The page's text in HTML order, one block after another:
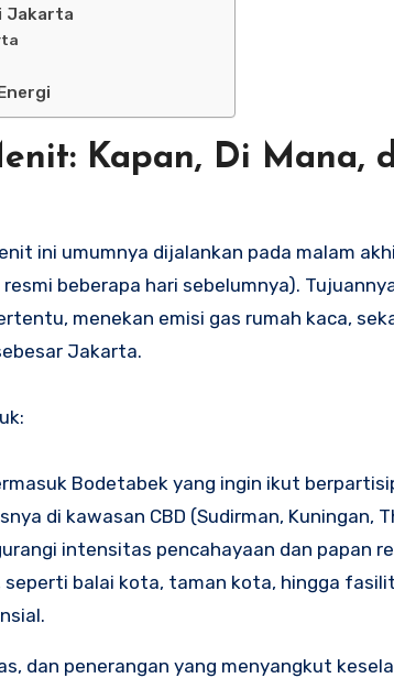
Jakarta
Kapan, Di Mana,
ini umumnya dijalankan pada malam
beberapa hari sebelumnya).
menekan emisi gas rumah kaca,
Jakarta.
Bodetabek yang ingin ikut
di kawasan CBD (Sudirman, Kuningan,
intensitas pencahayaan dan papan
seperti balai kota, taman kota, hingga
dan penerangan yang menyangkut